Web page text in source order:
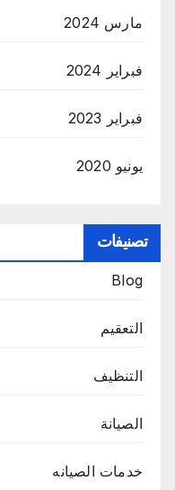
مارس 2024
فبراير 2024
فبراير 2023
يونيو 2020
تصنيفات
Blog
التعقيم
التنظيف
الصيانة
خدمات الصيانه